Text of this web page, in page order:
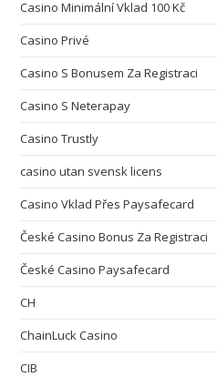
Casino Minimální Vklad 100 Kč
Casino Privé
Casino S Bonusem Za Registraci
Casino S Neterapay
Casino Trustly
casino utan svensk licens
Casino Vklad Přes Paysafecard
České Casino Bonus Za Registraci
České Casino Paysafecard
CH
ChainLuck Casino
CIB